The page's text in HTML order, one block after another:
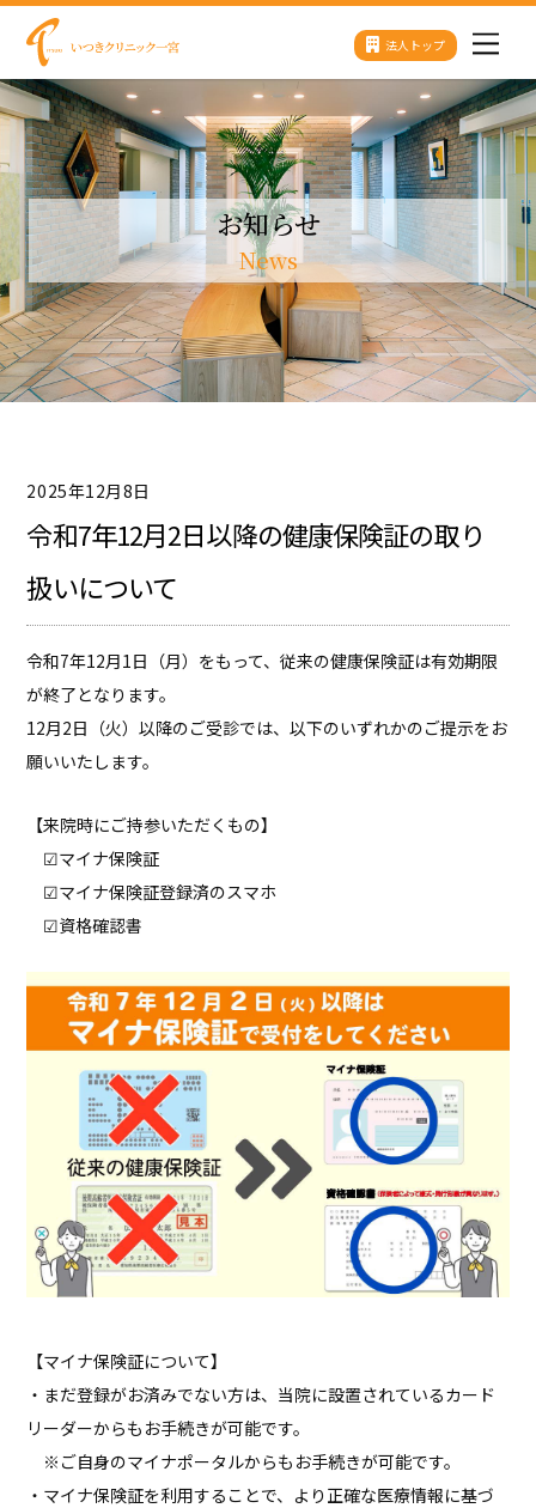
content
法人トップ
お知らせ
News
2025年12月8日
令和7年12月2日以降の健康保険証の取り
扱いについて
令和7年12月1日（月）をもって、従来の健康保険証は有効期限
が終了となります。
12月2日（火）以降のご受診では、以下のいずれかのご提示をお
願いいたします。
【来院時にご持参いただくもの】
☑︎マイナ保険証
☑︎マイナ保険証登録済のスマホ
☑︎資格確認書
【マイナ保険証について】
・まだ登録がお済みでない方は、当院に設置されているカード
リーダーからもお手続きが可能です。
※ご自身のマイナポータルからもお手続きが可能です。
・マイナ保険証を利用することで、より正確な医療情報に基づ